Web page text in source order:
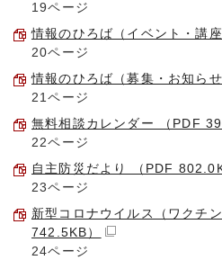
19ページ
情報のひろば（イベント・講
20ページ
情報のひろば（募集・お知ら
21ページ
無料相談カレンダー （PDF
22ページ
自主防災だより （PDF
23ページ
新型コロナウイルス（ワクチ
742.5KB）
24ページ